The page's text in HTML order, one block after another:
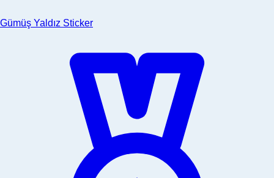
Gümüş Yaldız Sticker